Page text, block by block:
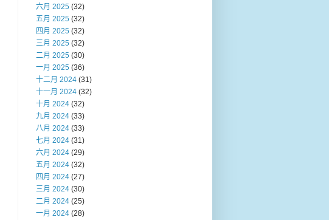
六月 2025 (32)
五月 2025 (32)
四月 2025 (32)
三月 2025 (32)
二月 2025 (30)
一月 2025 (36)
十二月 2024 (31)
十一月 2024 (32)
十月 2024 (32)
九月 2024 (33)
八月 2024 (33)
七月 2024 (31)
六月 2024 (29)
五月 2024 (32)
四月 2024 (27)
三月 2024 (30)
二月 2024 (25)
一月 2024 (28)